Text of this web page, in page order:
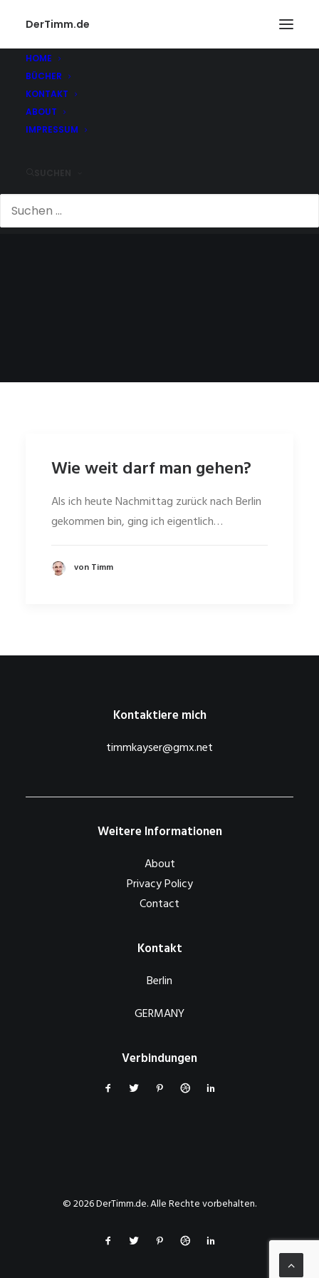
DerTimm.de
HOME
BÜCHER
KONTAKT
ABOUT
IMPRESSUM
Wie weit darf man gehen?
Als ich heute Nachmittag zurück nach Berlin
gekommen bin, ging ich eigentlich…
von Timm
Kontaktiere mich
timmkayser@gmx.net
Weitere Informationen
About
Privacy Policy
Contact
Kontakt
Berlin
GERMANY
Verbindungen
© 2026 DerTimm.de. Alle Rechte vorbehalten.